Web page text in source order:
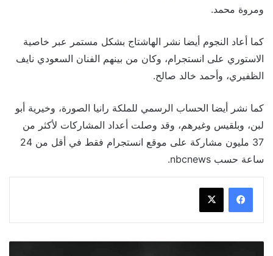
ومروة محمد.
كما أعاد النجوم أيضا نشر الهاشتاج بشكل مستمر عبر خاصية
الاستوري على انستجرام، وكان من بينهم الفنان السعودي نايف
الظفيري، وأحمد خالد صالح.
كما نشر أيضا الحساب الرسمي للملكة رانيا الصورة، وخيرية أبو
لبن، وبلقيس وغيرهم، وقد وصلت أعداد المشاركات لأكثر من
37 مليون مشاركة على موقع انستجرام فقط في أقل من 24
ساعة حسب nbcnews.